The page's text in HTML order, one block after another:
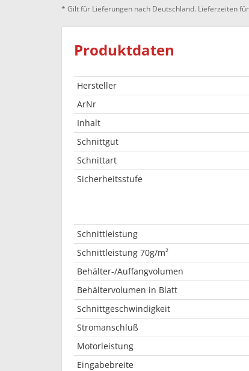
* Gilt für Lieferungen nach Deutschland. Lieferzeiten
Produktdaten
Hersteller
ArNr
Inhalt
Schnittgut
Schnittart
Sicherheitsstufe
Schnittleistung
Schnittleistung 70g/m²
Behälter-/Auffangvolumen
Behältervolumen in Blatt
Schnittgeschwindigkeit
Stromanschluß
Motorleistung
Eingabebreite